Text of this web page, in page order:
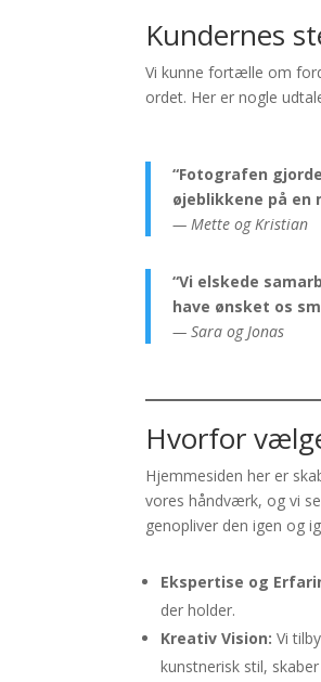
Kundernes
Vi kunne fortælle om
ordet. Her er nogle
“Fotografen
øjeblikkene på en
— Mette og Kristian
“Vi elskede
have ønsket os
— Sara og Jonas
Hvorfor
Hjemmesiden her er
vores håndværk, og vi
genopliver den igen og
Ekspertise og
der holder.
Kreativ Vision: Vi
kunstnerisk stil,